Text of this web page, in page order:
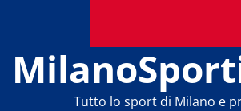
Tutto lo sport di Milano e